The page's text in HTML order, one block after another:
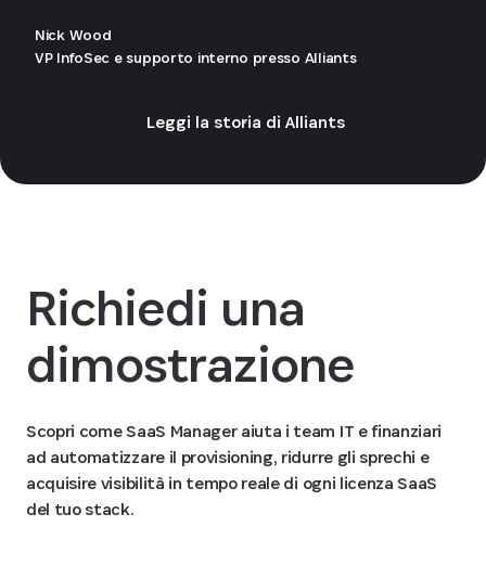
Nick Wood
VP InfoSec e supporto interno presso Alliants
Leggi la storia di Alliants
Richiedi una
dimostrazione
Scopri come SaaS Manager aiuta i team IT e finanziari
ad automatizzare il provisioning, ridurre gli sprechi e
acquisire visibilità in tempo reale di ogni licenza SaaS
del tuo stack.